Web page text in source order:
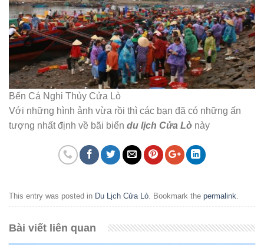
Bến Cá Nghi Thủy Cửa Lò
Với những hình ảnh vừa rồi thì các bạn đã có những ấn
tượng nhất định về bãi biển du lịch Cửa Lò này
This entry was posted in Du Lịch Cửa Lò . Bookmark the permalink
Bài viết liên quan